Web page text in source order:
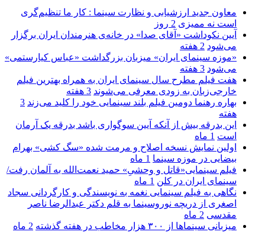
معاون جدید ارزشیابی و نظارت سینما : کار ما تنظیم‌گری
است نه ممیزی 2 روز
آیین نکوداشت «آقای صدا» در خانه‌ی هنرمندان ایران برگزار
می‌شود 2 هفته
«موزه سینمای ایران» میزبان بزرگداشت «عباس کیارستمی»
می‌شود 3 هفته
هفت فیلم مطرح سال سینمای ایران به همراه بهترین فیلم
خارجی‌زبان به زودی معرفی می‌شوند 3 هفته
بهاره رهنما دومین فیلم بلند سینمایی خود را کلید می‌زند 3
هفته
این بدرقه بیش از آنکه آیین سوگواری باشد بدرقه یک آرمان
است 1 ماه
اولین نمایش نسخه اصلاح و مرمت شده «سگ کشی» بهرام
بیضایی در موزه سینما 1 ماه
فیلم سینمایی«قاتل و وحشیِ» حمید نعمت‌الله به آلمان رفت/
سینمای ایران در کلن 1 ماه
نگاهی به فیلم سینمایی نغمه به نویسندگی و کارگردانی سجاد
اصغری از دریچه نوروسینما به قلم دکتر عبدالرضا ناصر
مقدسی 2 ماه
میزبانی سینماها از ۳۰۰ هزار مخاطب در هفته گذشته
2 ماه